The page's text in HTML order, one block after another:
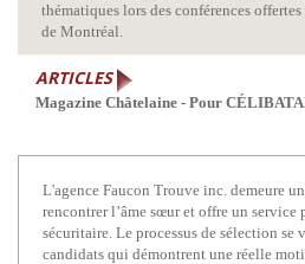
thématiques lors des conférences
de Montréal.
ARTICLES
Magazine Châtelaine - Pour
L'agence Faucon Trouve inc. demeure
rencontrer l’âme sœur et offre un service
sécuritaire. Le processus de sélection se
candidats qui démontrent une réelle